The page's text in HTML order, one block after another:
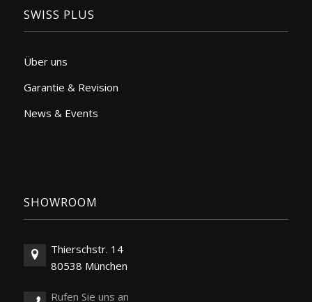
SWISS PLUS
Über uns
Garantie & Revision
News & Events
SHOWROOM
Thierschstr. 14
80538 München
Rufen Sie uns an